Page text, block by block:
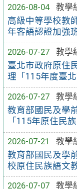
2026-08-04
教學
高級中等學校教
年客語認證加強
2026-07-27
教學
臺北市政府原住
理「115年度臺
2026-07-27
教學
教育部國民及學
「115年原住民
2026-07-21
教學
教育部國民及學
校原住民族語文
2026-07-07
教學